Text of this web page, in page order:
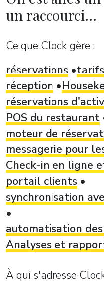
un raccourci...
Ce que Clock gère :
réservations tarifs
réception
réservations
POS du restaurant
moteur de
messagerie pour
Check-in en ligne
portail clients
synchronisation
automatisation
Analyses et
À qui s'adresse